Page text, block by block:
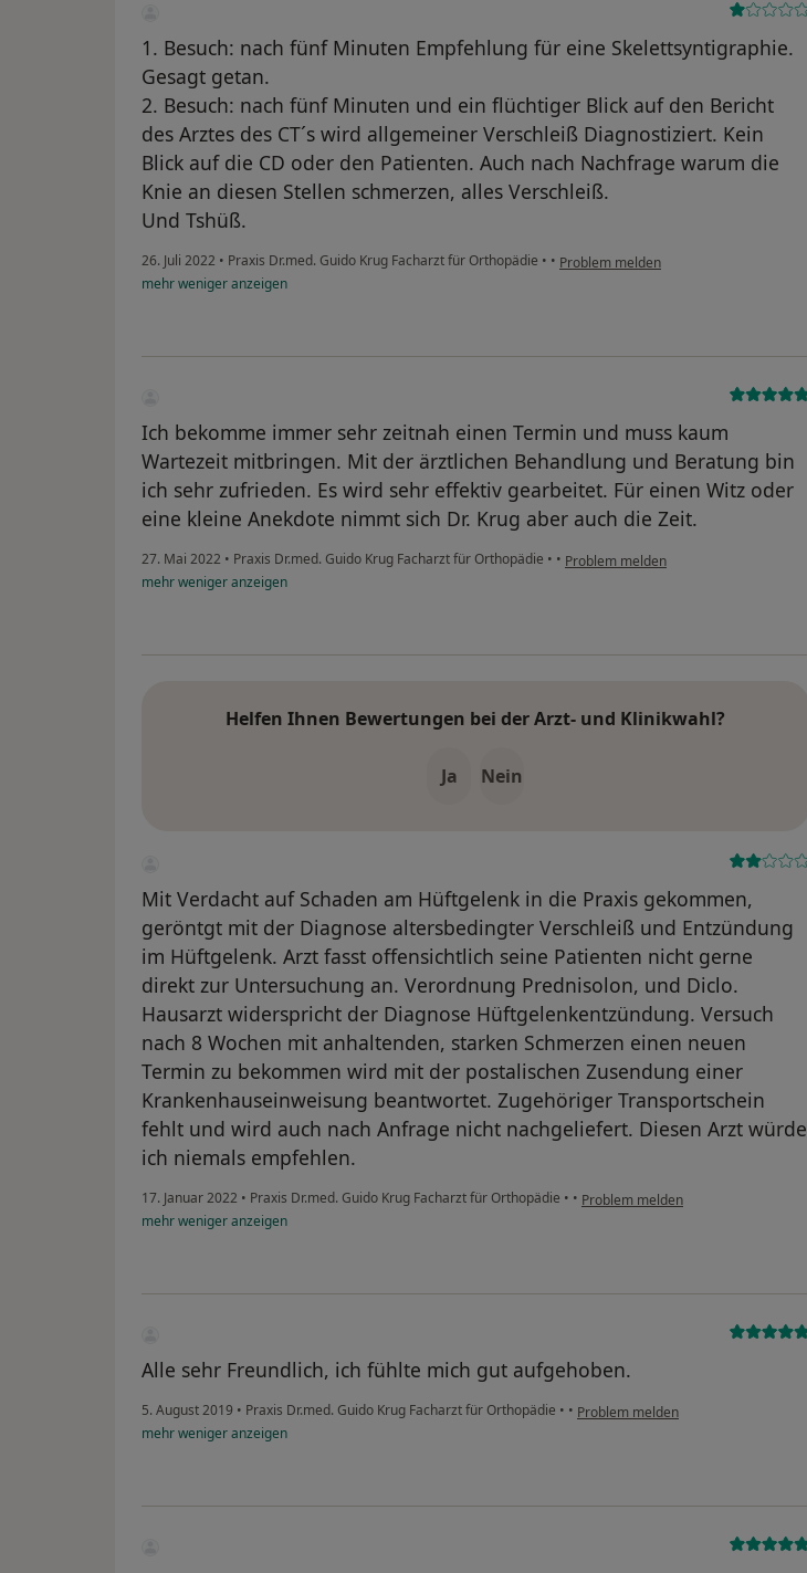
1. Besuch: nach fünf Minuten Empfehlung für eine Skelettsyntigraphie.
Gesagt getan.
2. Besuch: nach fünf Minuten und ein flüchtiger Blick auf den Bericht
des Arztes des CT´s wird allgemeiner Verschleiß Diagnostiziert. Kein
Blick auf die CD oder den Patienten. Auch nach Nachfrage warum die
Knie an diesen Stellen schmerzen, alles Verschleiß.
Und Tshüß.
26. Juli 2022 • Praxis Dr.med. Guido Krug Facharzt für Orthopädie • • Problem melden
mehrwenigeranzeigen
Ich bekomme immer sehr zeitnah einen Termin und muss kaum
Wartezeit mitbringen. Mit der ärztlichen Behandlung und Beratung bin
ich sehr zufrieden. Es wird sehr effektiv gearbeitet. Für einen Witz oder
eine kleine Anekdote nimmt sich Dr. Krug aber auch die Zeit.
27. Mai 2022 • Praxis Dr.med. Guido Krug Facharzt für Orthopädie • • Problem melden
mehrwenigeranzeigen
Helfen Ihnen Bewertungen bei der Arzt- und Klinikwahl?
Ja Nein
Mit Verdacht auf Schaden am Hüftgelenk in die Praxis gekommen,
geröntgt mit der Diagnose altersbedingter Verschleiß und Entzündung
im Hüftgelenk. Arzt fasst offensichtlich seine Patienten nicht gerne
direkt zur Untersuchung an. Verordnung Prednisolon, und Diclo.
Hausarzt widerspricht der Diagnose Hüftgelenkentzündung. Versuch
nach 8 Wochen mit anhaltenden, starken Schmerzen einen neuen
Termin zu bekommen wird mit der postalischen Zusendung einer
Krankenhauseinweisung beantwortet. Zugehöriger Transportschein
fehlt und wird auch nach Anfrage nicht nachgeliefert. Diesen Arzt würde
ich niemals empfehlen.
17. Januar 2022 • Praxis Dr.med. Guido Krug Facharzt für Orthopädie • • Problem melden
mehrwenigeranzeigen
Alle sehr Freundlich, ich fühlte mich gut aufgehoben.
5. August 2019 • Praxis Dr.med. Guido Krug Facharzt für Orthopädie • • Problem melden
mehrwenigeranzeigen